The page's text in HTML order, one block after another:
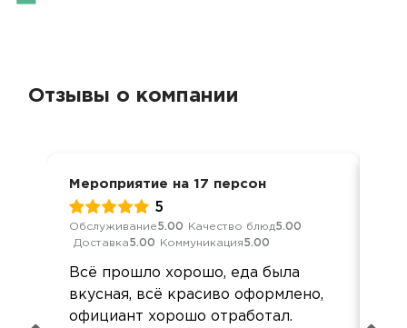
Отзывы о компании
Мероприятие на 17 персон
5
Обслуживание5.00 Качество блюд5.00
Доставка5.00 Коммуникация5.00
Всё прошло хорошо, еда была
вкусная, всё красиво оформлено,
официант хорошо отработал.